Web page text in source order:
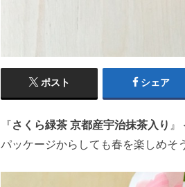
ポスト シェア
『さくら緑茶 京都産宇治抹茶入り
パッケージからしても春を楽しめそ